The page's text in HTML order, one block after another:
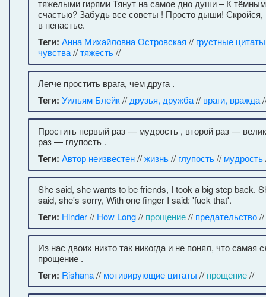
тяжелыми гирями Тянут на самое дно души – К тёмным
счастью? Забудь все советы ! Просто дыши! Скройся,
в ненастье.
Теги: Анна Михайловна Островская // грустные цитаты
чувства//тяжесть//
Легче простить врага, чем друга .
Теги: Уильям Блейк// друзья, дружба// враги, вражда
Простить первый раз — мудрость , второй раз —
раз — глупость .
Теги: Автор неизвестен//жизнь// глупость// мудрость
She said, she wants to be friends, I took a big step back.
said, she's sorry, With one finger I said: 'fuck that'.
Теги: Hinder// How Long// прощение// предательство//
Из нас двоих никто так никогда и не понял, что самая
прощение .
Теги: Rishana// мотивирующие цитаты // прощение//